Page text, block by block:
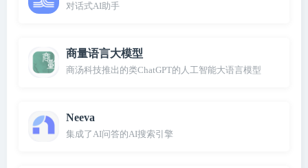
对话式AI助手
商量语言大模型
商汤科技推出的类ChatGPT的人工智能大语言模型
Neeva
集成了AI问答的AI搜索引擎